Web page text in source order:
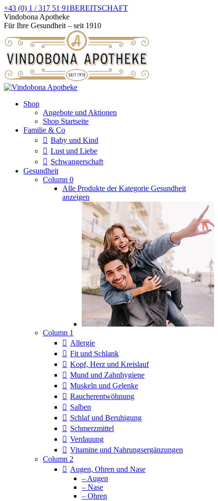
Zum
Inhalt
springen
+43 (0) 1 / 317 51 91BEREITSCHAFT
Facebook
page
in
new
window
Instagram
page
in
new
window
Vindobona Apotheke
Für Ihre Gesundheit – seit 1910
Shop
Angebote und Aktionen
Shop Startseite
Familie & Co
Baby und Kind
Lust und Liebe
Schwangerschaft
Gesundheit
Column 0
Alle Produkte der Kategorie Gesundheit
anzeigen
Column 1
Allergie
Fit und Schlank
Kopf, Herz und Kreislauf
Mund und Zahnhygiene
Muskeln und Gelenke
Raucherentwöhnung
Salben
Schlaf und Beruhigung
Schmerzmittel
Verdauung
Vitamine und Nahrungsergänzungen
Column 2
Augen, Ohren und Nase
– Augen
– Nase
– Ohren